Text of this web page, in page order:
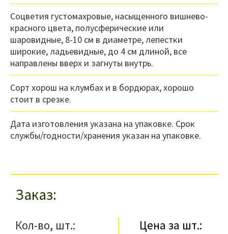
Соцветия густомахровые, насыщенного вишнево-
красного цвета, полусферические или
шаровидные, 8-10 см в диаметре, лепестки
широкие, ладьевидные, до 4 см длиной, все
направлены вверх и загнуты внутрь.
Сорт хорош на клумбах и в бордюрах, хорошо
стоит в срезке.
Дата изготовления указана на упаковке. Срок
службы/годности/хранения указан на упаковке.
Заказ
Кол-во, шт.:
Цена за шт.: